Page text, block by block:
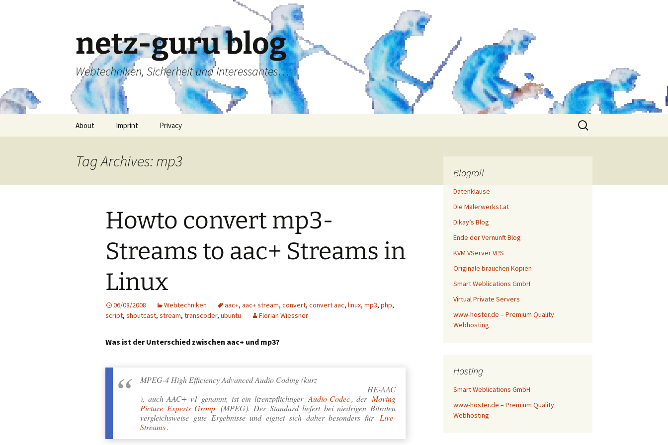
netz-guru blog
Webtechniken, Sicherheit und Interessantes…
About Imprint Privacy
Search
for:
Tag Archives: mp3
Howto convert mp3-
Streams to aac+ Streams in
Linux
06/08/2008 Webtechniken aac+, aac+ stream, convert, convert aac, linux, mp3, php,
script, shoutcast, stream, transcoder, ubuntu Florian Wiessner
Was ist der Unterschied zwischen aac+ und mp3?
MPEG-4 High Efficiency Advanced Audio Coding(kurz
HE-AAC
), auchAAC+ v1 genannt, ist ein lizenzpflichtiger Audio-Codec, der Moving
Picture Experts Group (MPEG). Der Standard liefert bei niedrigen Bitraten
vergleichsweise gute Ergebnisse und eignet sich daher besonders für Live-
Streams.
Blogroll
Datenklause
Die Malerwerkst.at
Dikay’s Blog
Ende der Vernunft Blog
KVM VServer VPS
Originale brauchen Kopien
Smart Weblications GmbH
Virtual Private Servers
www-hoster.de – Premium Quality
Webhosting
Hosting
Smart Weblications GmbH
www-hoster.de – Premium Quality
Webhosting